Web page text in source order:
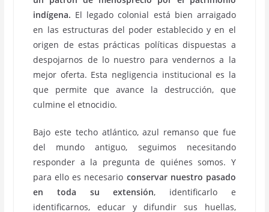
indígena. El legado colonial está bien arraigado
en las estructuras del poder establecido y en el
origen de estas prácticas políticas dispuestas a
despojarnos de lo nuestro para vendernos a la
mejor oferta. Esta negligencia institucional es la
que permite que avance la destrucción, que
culmine el etnocidio.
Bajo este techo atlántico, azul remanso que fue
del mundo antiguo, seguimos necesitando
responder a la pregunta de quiénes somos. Y
para ello es necesario conservar nuestro pasado
en toda su extensión, identificarlo e
identificarnos, educar y difundir sus huellas,